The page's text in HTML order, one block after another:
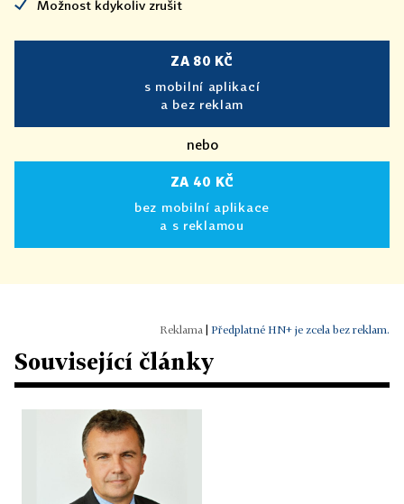
Možnost kdykoliv zrušit
ZA 80 KČ
s mobilní aplikací
a bez reklam
nebo
ZA 40 KČ
bez mobilní aplikace
a s reklamou
Předplatné HN+ je zcela bez reklam.
Související články